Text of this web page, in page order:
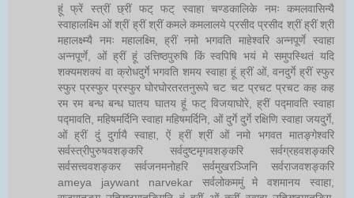
हूं फ्रें स्त्रीं छ्रीं फट् फट् स्वाहा चण्डकालिके नमः कमलवासिन्यै
स्वाहालक्ष्मि ओं श्रीं ह्रीं श्रीं कमले कमलालये प्रसीद प्रसीद श्रीं ह्रीं श्री
महालक्ष्म्यै नमः महालक्ष्मि, ह्रीं नमो भगवति माहेश्वरि अन्नपूर्णे स्वाहा
अन्नपूर्णे, ओं ह्रीं हूं उत्तिष्ठपुरुषि किं स्वपिषि भयं मे समुपस्थितं यदि
शक्यमशक्यं वा क्रोधदुर्गे भगवति शमय स्वाहा हूं ह्रीं ओं, वनदुर्गे ह्रीं स्फुर
स्फुर प्रस्फुर प्रस्फुर घोरघोरतरतनुरूपे चट चट प्रचट प्रचट कह कह
रम रम बन्ध बन्ध घातय घातय हूं फट् विजयाघोरे, ह्रीं पद्मावति स्वाहा
पद्मावति, महिषमर्दिनि स्वाहा महिषमर्दिनि, ओं दुर्गे दुर्गे रक्षिणि स्वाहा जयदुर्गे,
ओं ह्रीं दुं दुर्गायै स्वाहा, ऐं ह्रीं श्रीं ओं नमो भगवत मातङ्गेश्वरि
सर्वस्त्रीपुरुषवशङ्करि सर्वदुष्टमृगवशङ्करि सर्वग्रहवशङ्करि
सर्वसत्त्ववशङ्कर सर्वजनमनोहरि सर्वमुखरञ्जिनि सर्वराजवशङ्करि
ameya jaywant narvekar सर्वलोकममुं मे वशमानय स्वाहा,